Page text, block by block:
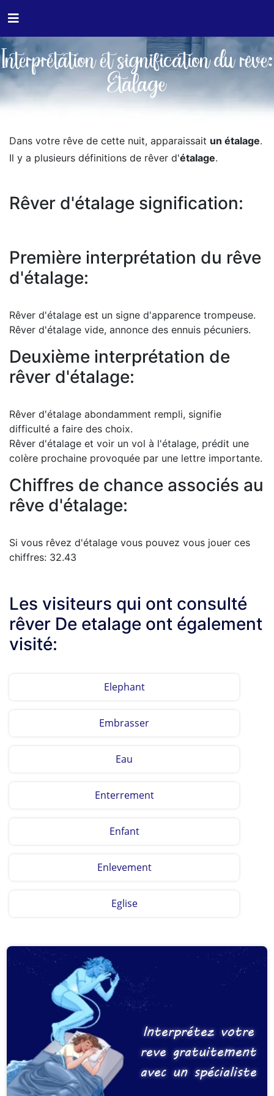
Interprétation et signification du rêve:
Etalage
Dans votre rêve de cette nuit, apparaissait un étalage.
Il y a plusieurs définitions de rêver d'étalage.
Rêver d'étalage signification:
Première interprétation du rêve
d'étalage:
Rêver d'étalage est un signe d'apparence trompeuse.
Rêver d'étalage vide, annonce des ennuis pécuniers.
Deuxième interprétation de
rêver d'étalage:
Rêver d'étalage abondamment rempli, signifie
difficulté a faire des choix.
Rêver d'étalage et voir un vol à l'étalage, prédit une
colère prochaine provoquée par une lettre importante.
Chiffres de chance associés au
rêve d'étalage:
Si vous rêvez d'étalage vous pouvez vous jouer ces
chiffres: 32.43
Les visiteurs qui ont consulté
rêver De etalage ont également
visité:
Elephant
Embrasser
Eau
Enterrement
Enfant
Enlevement
Eglise
Interprétez votre
reve gratuitement
avec un spécialiste